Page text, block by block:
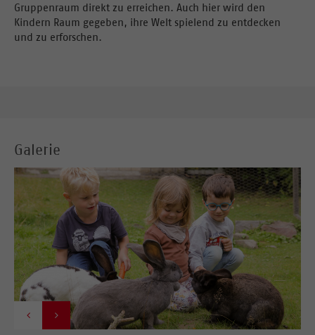
Gruppenraum direkt zu erreichen. Auch hier wird den
Kindern Raum gegeben, ihre Welt spielend zu entdecken
und zu erforschen.
Galerie
 